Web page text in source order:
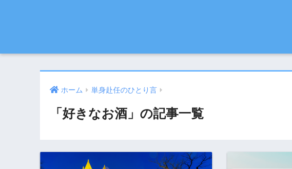
ホーム 単身赴任のひとり言
「好きなお酒」の記事一覧